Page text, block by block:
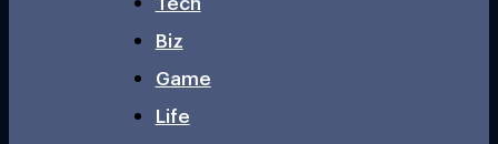
Biz
Game
Life